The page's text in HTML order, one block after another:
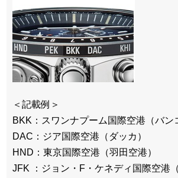
＜記載例＞
BKK：スワンナプーム国際空港（バン
DAC：ジア国際空港（ダッカ）
HND：東京国際空港（羽田空港）
JFK ：ジョン・F・ケネディ国際空港